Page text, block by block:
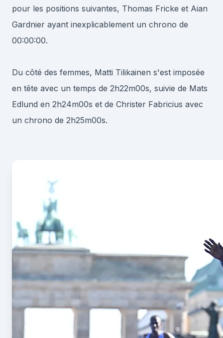
pour les positions suivantes, Thomas Fricke et Aian
Gardnier ayant inexplicablement un chrono de
00:00:00.
Du côté des femmes, Matti Tilikainen s'est imposée
en tête avec un temps de 2h22m00s, suivie de Mats
Edlund en 2h24m00s et de Christer Fabricius avec
un chrono de 2h25m00s.